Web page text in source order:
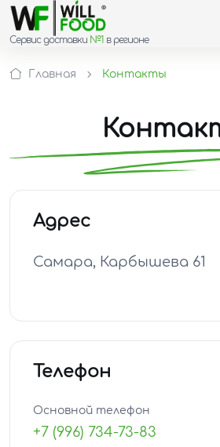
Сервис доставки №1 в регионе
Главная Контакты
Адрес
Самара, Карбышева 61
Телефон
Основной телефон
+7 (996) 734-73-83